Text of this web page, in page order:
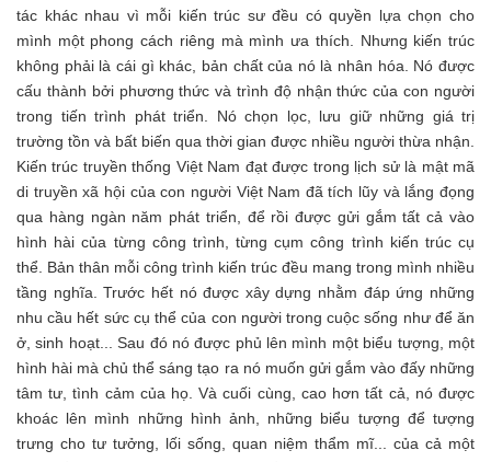
tác khác nhau vì mỗi kiến trúc sư đều có quyền lựa chọn cho
mình một phong cách riêng mà mình ưa thích. Nhưng kiến trúc
không phải là cái gì khác, bản chất của nó là nhân hóa. Nó được
cấu thành bởi phương thức và trình độ nhận thức của con người
trong tiến trình phát triển. Nó chọn lọc, lưu giữ những giá trị
trường tồn và bất biến qua thời gian được nhiều người thừa nhận.
Kiến trúc truyền thống Việt Nam đạt được trong lịch sử là mật mã
di truyền xã hội của con người Việt Nam đã tích lũy và lắng đọng
qua hàng ngàn năm phát triển, để rồi được gửi gắm tất cả vào
hình hài của từng công trình, từng cụm công trình kiến trúc cụ
thể. Bản thân mỗi công trình kiến trúc đều mang trong mình nhiều
tầng nghĩa. Trước hết nó được xây dựng nhằm đáp ứng những
nhu cầu hết sức cụ thể của con người trong cuộc sống như để ăn
ở, sinh hoạt... Sau đó nó được phủ lên mình một biểu tượng, một
hình hài mà chủ thể sáng tạo ra nó muốn gửi gắm vào đấy những
tâm tư, tình cảm của họ. Và cuối cùng, cao hơn tất cả, nó được
khoác lên mình những hình ảnh, những biểu tượng để tượng
trưng cho tư tưởng, lối sống, quan niệm thẩm mĩ... của cả một